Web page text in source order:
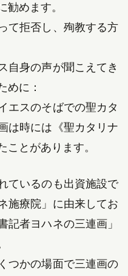
勧めます。
て拒否し、殉教する方
自身の声が聞こえてき
めに：
エスのそばでの聖カタ
は時には《聖カタリナ
とがあります。
ているのも出資施設で
施療院」に由来してお
記者ヨハネの三連画」
つかの場面で三連画の